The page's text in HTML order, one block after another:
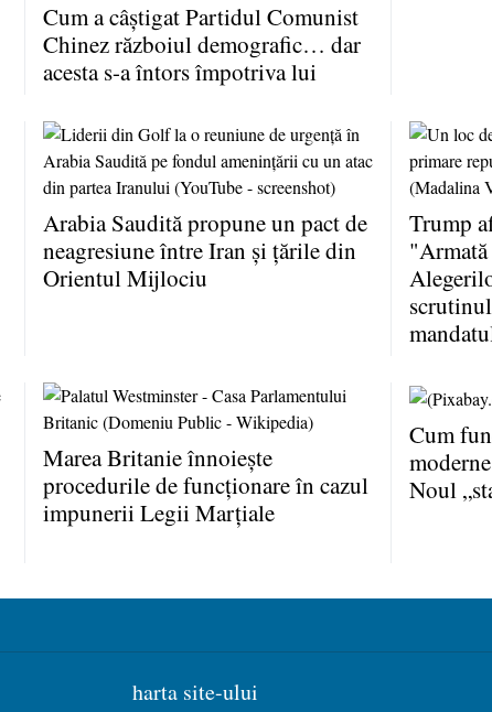
Cum a câştigat Partidul Comunist
Chinez războiul demografic… dar
acesta s-a întors împotriva lui
Arabia Saudită propune un pact de
neagresiune între Iran şi ţările din
Orientul Mijlociu
Trump
Marea Britanie înnoieşte
procedurile de funcţionare în cazul
impunerii Legii Marţiale
Cum
Noul
harta site-ului